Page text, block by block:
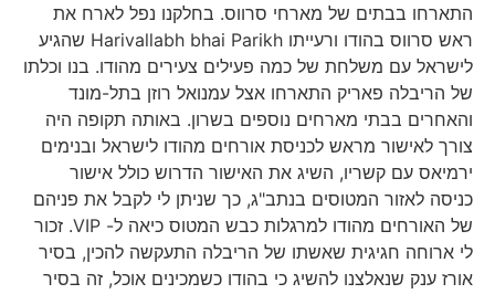
התארחו בבתים של מארחי סרווס. בחלקנו נפל לארח את
ראש סרווס בהודו ורעייתו Harivallabh bhai Parikh שהגיע
לישראל עם משלחת של כמה פעילים צעירים מהודו. בנו וכלתו
של הריבלה פאריק התארחו אצל עמנואל רוזן בתל-מונד
והאחרים בבתי מארחים נוספים בשרון. באותה תקופה היה
צורך לאישור מראש לכניסת אורחים מהודו לישראל ובנימים
ירמיאס עם קשריו, השיג את האישור הדרוש כולל אישור
כניסה לאזור המטוסים בנתב"ג, כך שניתן לי לקבל את פניהם
של האורחים מהודו למרגלות כבש המטוס כיאה ל- VIP. זכור
לי ארוחה חגיגית שאשתו של הריבלה התעקשה להכין, בסיר
אורז ענק שנאלצנו להשיג כי בהודו כשמכינים אוכל, זה בסיר